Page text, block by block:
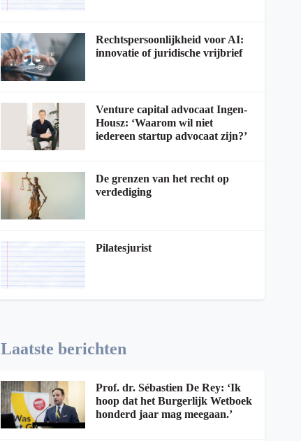
Rechtspersoonlijkheid voor AI:
innovatie of juridische vrijbrief
Venture capital advocaat Ingen-
Housz: ‘Waarom wil niet
iedereen startup advocaat zijn?’
De grenzen van het recht op
verdediging
Pilatesjurist
Laatste berichten
Prof. dr. Sébastien De Rey: ‘Ik
hoop dat het Burgerlijk Wetboek
honderd jaar mag meegaan.’